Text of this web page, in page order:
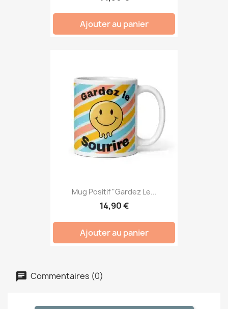
Ajouter au panier
Mug Positif "Gardez Le...
14,90 €
Ajouter au panier
Commentaires (0)